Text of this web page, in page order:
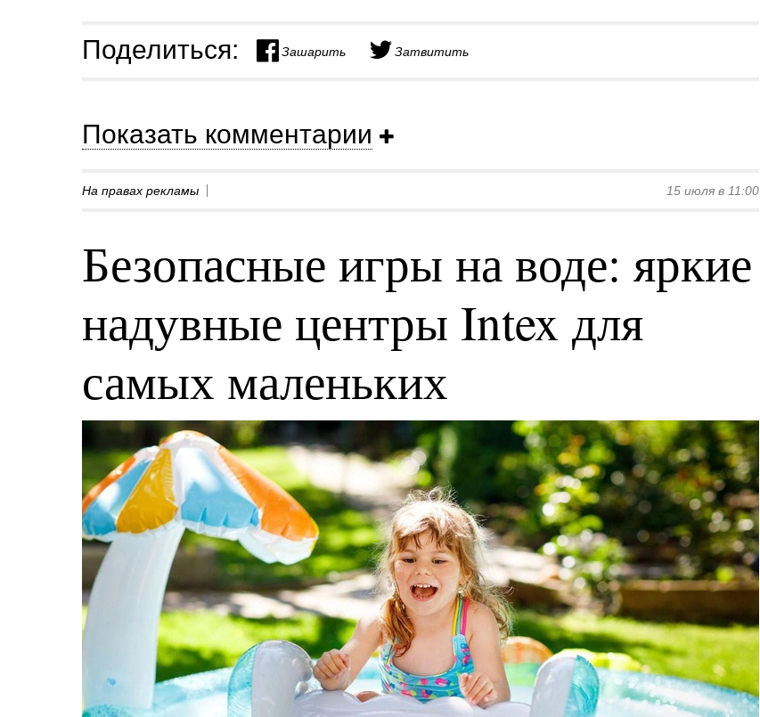
Поделиться: Зашарить Затвитить
Показать комментарии
На правах рекламы 15 июля в 11:00
Безопасные игры на воде: яркие
надувные центры Intex для
самых маленьких